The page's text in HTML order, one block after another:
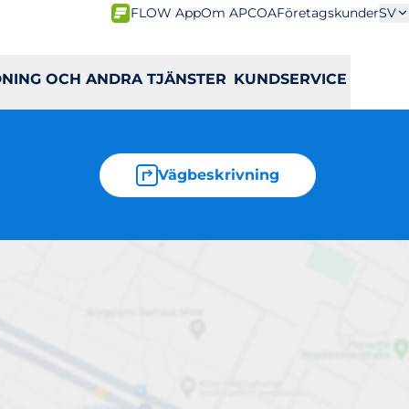
FLOW AppOm APCOAFöretagskunderSV
OCH ANDRA TJÄNSTER KUNDSERVICE
Vägbeskrivning